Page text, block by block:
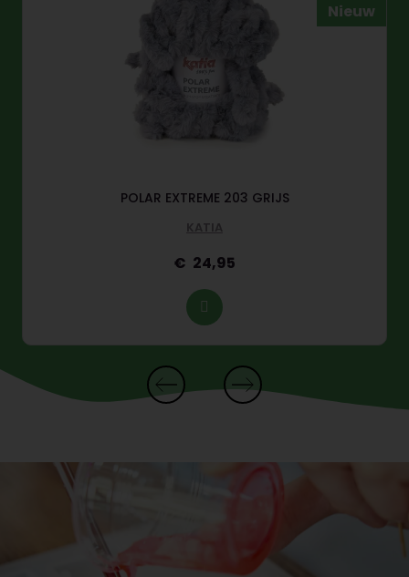
Nieuw
POLAR EXTREME 203 GRIJS
KATIA
24,95